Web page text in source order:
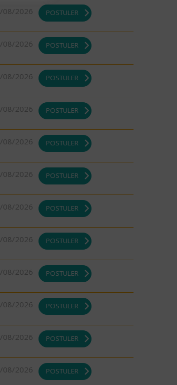
08/2026 POSTULER
08/2026 POSTULER
08/2026 POSTULER
08/2026 POSTULER
08/2026 POSTULER
08/2026 POSTULER
08/2026 POSTULER
08/2026 POSTULER
08/2026 POSTULER
08/2026 POSTULER
08/2026 POSTULER
08/2026 POSTULER